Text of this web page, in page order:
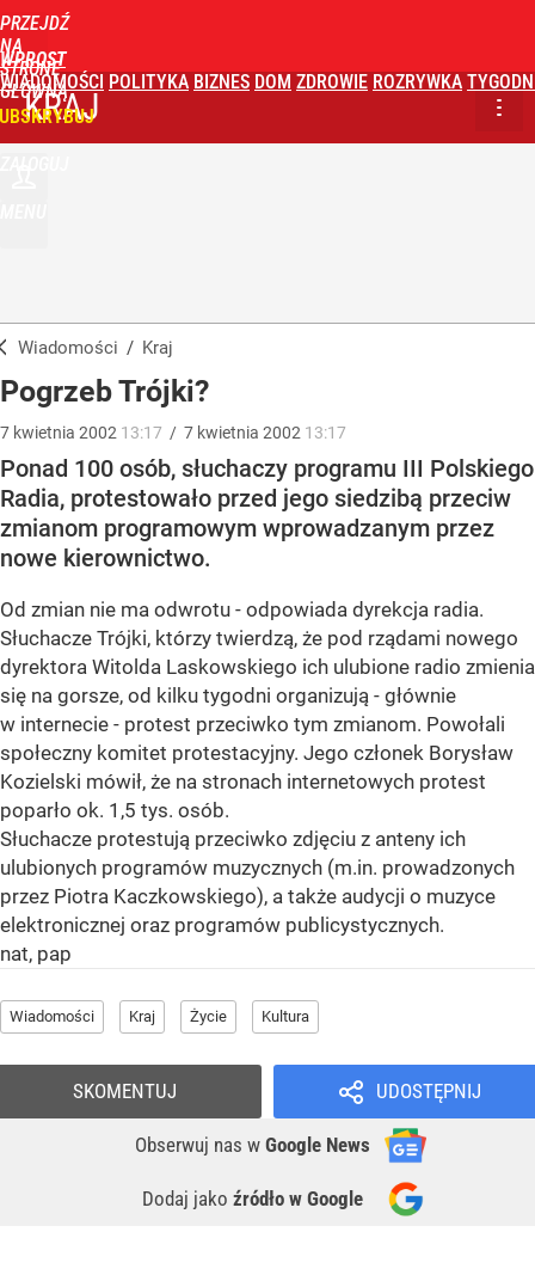
PRZEJDŹ
NA
STRONĘ
GŁÓWNĄ
WPROST
WIADOMOŚCI POLITYKA BIZNES DOM ZDROWIE ROZRYWKA
KRAJ
Wiadomości / Kraj
Pogrzeb Trójki?
7 kwietnia 2002 13:17 / 7 kwietnia 2002 13:17
Ponad 100 osób, słuchaczy programu III Polskiego
Radia, protestowało przed jego siedzibą przeciw
zmianom programowym wprowadzanym przez
nowe kierownictwo.
Od zmian nie ma odwrotu - odpowiada dyrekcja radia.
Słuchacze Trójki, którzy twierdzą, że pod rządami nowego
dyrektora Witolda Laskowskiego ich ulubione radio zmienia
się na gorsze, od kilku tygodni organizują - głównie
w internecie - protest przeciwko tym zmianom. Powołali
społeczny komitet protestacyjny. Jego członek Borysław
Kozielski mówił, że na stronach internetowych protest
poparło ok. 1,5 tys. osób.
Słuchacze protestują przeciwko zdjęciu z anteny ich
ulubionych programów muzycznych (m.in. prowadzonych
przez Piotra Kaczkowskiego), a także audycji o muzyce
elektronicznej oraz programów publicystycznych.
nat, pap
Wiadomości Kraj Życie Kultura
UDOSTĘPNIJ
Obserwuj nas w Google News
Dodaj jako źródło w Google
SKOMENTUJ